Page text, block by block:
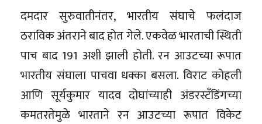
दमदार सुरुवातीनंतर, भारतीय संघाचे फलंदाज
ठराविक अंतराने बाद होत गेले. एकवेळ भारताची स्थिती
पाच बाद 191 अशी झाली होती. रन आउटच्या रूपात
भारतीय संघाला पाचवा धक्का बसला. विराट कोहली
आणि सूर्यकुमार यादव दोघांच्याही अंडरस्टँडिंगच्या
कमतरतेमुळे भारताने रन आउटच्या रूपात विकेट